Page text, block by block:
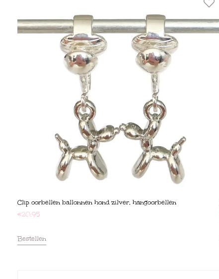
Clip oorbellen ballonnen hond zilver, hangoorbellen
€20,95
Bestellen